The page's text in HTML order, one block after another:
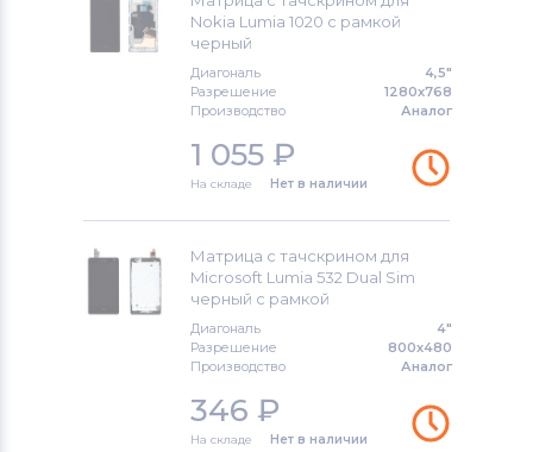
Meizu
Модули и экраны для смартфонов
Модули и экраны для смартфонов
Prestigio
Модули и экраны для смартфонов
Nokia Lumia 1020 с рамкой
черный
Диагональ
4,5"
Разрешение
1280x768
Производство
Аналог
1 055 ₽
На складе Нет в наличии
Матрица с тачскрином для
Microsoft Lumia 532 Dual Sim
черный с рамкой
Диагональ
4"
Разрешение
800x480
Производство
Аналог
346 ₽
На складе Нет в наличии